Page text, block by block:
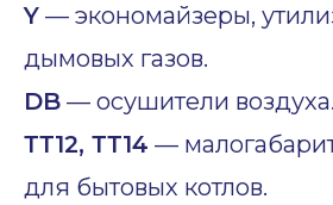
Y — экономайзеры,
дымовых газов.
DB — осушители воздуха.
ТТ12, ТТ14 —
для бытовых котлов.